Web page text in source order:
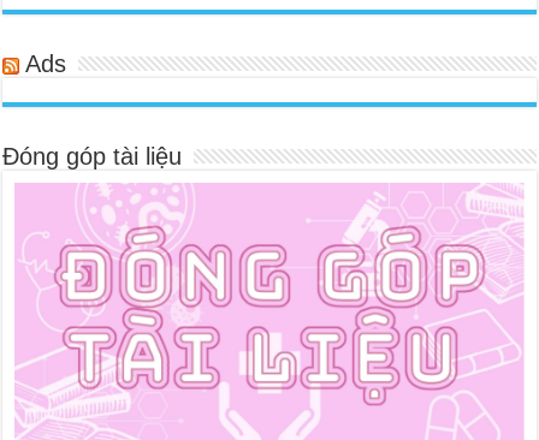
Ads
Đóng góp tài liệu